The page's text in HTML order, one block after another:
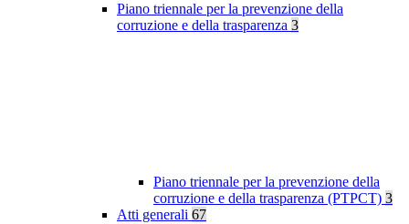
Piano triennale per la prevenzione della
corruzione e della trasparenza 3
Piano triennale per la prevenzione della
corruzione e della trasparenza (PTPCT) 3
Atti generali 67